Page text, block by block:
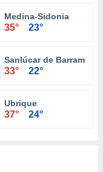
Medina-Sidonia
35° 23°
Sanlúcar de Barrameda
33° 22°
Ubrique
37° 24°